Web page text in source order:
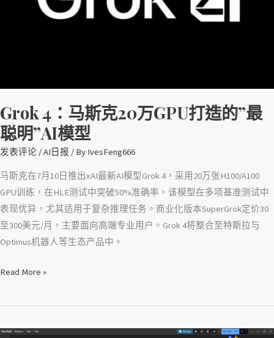
Grok 4：马斯克20万GPU打造的”最
聪明”AI模型
发表评论 /AI日报 / By IvesFeng666
马斯克在7月10日推出xAI最新AI模型Grok 4，采用20万张H100/A100
GPU训练，在HLE测试中突破50%准确率。该模型在多项基准测试中
表现优异，尤其适用于复杂推理任务。商业化版本SuperGrok定价30
至300美元/月，主要面向高端专业用户。Grok 4将整合至特斯拉与
Optimus机器人等生态产品中。
聪
明”
AI
型
Read More »
OmniGen2：